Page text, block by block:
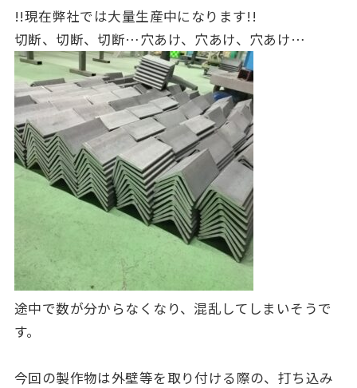
!!現在弊社では大量生産中になります!!
切断、切断、切断…穴あけ、穴あけ、穴あけ…
途中で数が分からなくなり、混乱してしまいそうで
す。
今回の製作物は外壁等を取り付ける際の、打ち込み